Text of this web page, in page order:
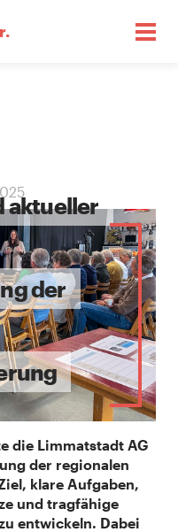
aktueller
der
die Limmatstadt AG
der regionalen
klare Aufgaben,
und tragfähige
entwickeln. Dabei